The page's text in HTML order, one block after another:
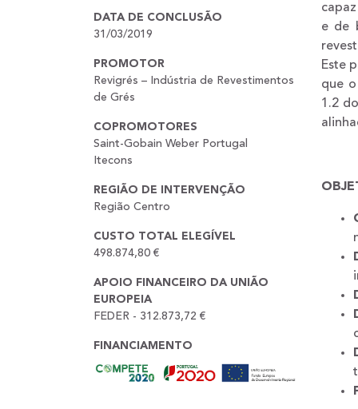
DATA DE CONCLUSÃO
31/03/2019
PROMOTOR
Revigrés – Indústria de Revestimentos
de Grés
COPROMOTORES
Saint-Gobain Weber Portugal
Itecons
REGIÃO DE INTERVENÇÃO
Região Centro
CUSTO TOTAL ELEGÍVEL
498.874,80 €
APOIO FINANCEIRO DA UNIÃO
EUROPEIA
FEDER - 312.873,72 €
FINANCIAMENTO
e de
Este
que
1.2